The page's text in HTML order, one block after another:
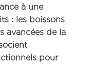
à une
: les boissons
avancées de la
pour